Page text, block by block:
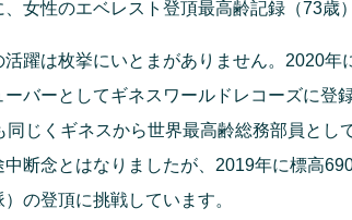
、女性のエベレスト登頂最高齢記録（73歳
活躍は枚挙にいとまがありません。2020
ーバーとしてギネスワールドレコーズに登
同じくギネスから世界最高齢総務部員とし
中断念とはなりましたが、2019年に標高
）の登頂に挑戦しています。